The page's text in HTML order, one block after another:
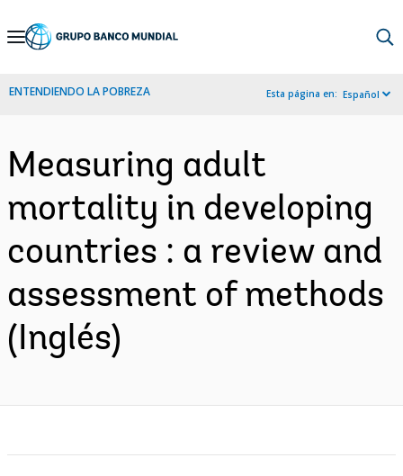
Skip
Navigation
ENTENDIENDO LA POBREZA Esta página en: Español
Measuring adult
mortality in developing
countries : a review and
assessment of methods
(Inglés)